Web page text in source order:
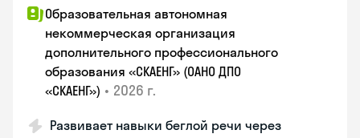
Образовательная автономная
некоммерческая организация
дополнительного профессионального
образования «СКАЕНГ» (ОАНО ДПО
«СКАЕНГ») • 2026 г.
Развивает навыки беглой речи через